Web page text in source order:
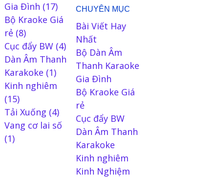
Gia Đình (17)
Bộ Kraoke Giá
rẻ(8)
Cục đẩy BW(4)
Dàn Âm Thanh
Karakoke (1)
Kinh nghiêm
(15)
Tải Xuống (4)
Vang cơ lai số
(1)
CHUYÊN MỤC
Bài Viết Hay
Nhất
Bộ Dàn Âm
Thanh Karaoke
Gia Đình
Bộ Kraoke Giá
rẻ
Cục đẩy BW
Dàn Âm Thanh
Karakoke
Kinh nghiêm
Kinh Nghiệm